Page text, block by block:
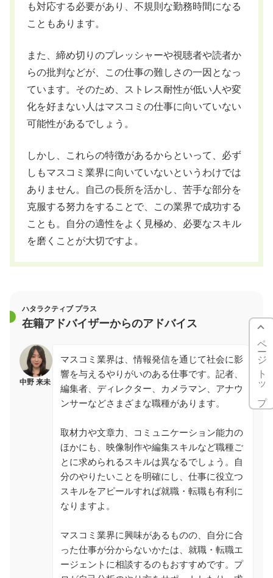
も対応する必要があり、不規則な勤務時間になる
こともあります。
また、締め切りのプレッシャーや視聴者や読者か
らの批判などが、この仕事の難しさの一因となっ
ています。そのため、ストレス耐性が低い人や変
化を好まない人はマスコミの仕事に向いていない
可能性があるでしょう。
しかし、これらの特徴があるからといって、必ず
しもマスコミ業界に向いていないというわけでは
ありません。自己の長所を活かし、苦手な部分を
克服する努力をすることで、この業界で成功する
ことも。自分の適性をよく見極め、必要なスキル
を磨くことが大切ですよ。
ハタラクティブ プラス
在籍アドバイザーからのアドバイス
中野 来未
マスコミ業界は、情報発信を通じて社会に影
響を与えるやりがいのある仕事です。記者、
編集者、ディレクター、カメラマン、アナウ
ンサーなどさまざまな職種があります。
取材力や文章力、コミュニケーション能力の
ほかにも、映像制作や編集スキルなど職種ご
とに求められるスキルは異なるでしょう。自
分のやりたいことを明確にし、仕事に役立つ
スキルをアピールすれば就職・転職も有利に
なりますよ。
マスコミ業界に興味があるものの、自分に合
った仕事が分からないかたは、就職・転職エ
ージェントに相談するのもおすすめです。プ
ページトップ